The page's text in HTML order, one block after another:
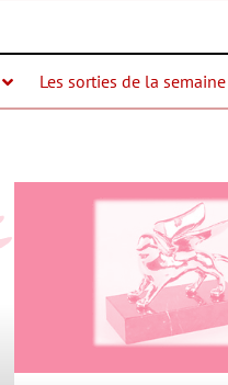
Les sorties de la semaine